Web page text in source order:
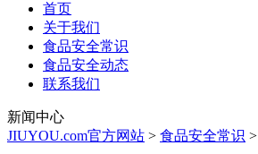
首页
关于我们
食品安全常识
食品安全动态
联系我们
新闻中心
JIUYOU.com官方网站 > 食品安全常识 >